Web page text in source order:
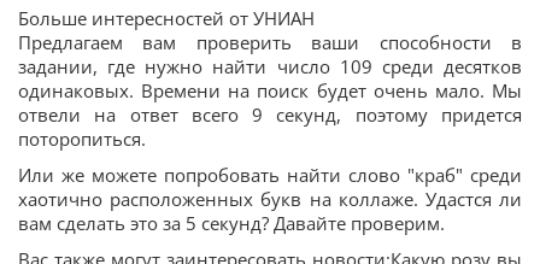
Больше интересностей от УНИАН
Предлагаем вам проверить ваши способности в
задании, где нужно найти число 109 среди десятков
одинаковых. Времени на поиск будет очень мало. Мы
отвели на ответ всего 9 секунд, поэтому придется
поторопиться.
Или же можете попробовать найти слово "краб" среди
хаотично расположенных букв на коллаже. Удастся ли
вам сделать это за 5 секунд? Давайте проверим.
Вас также могут заинтересовать новости:Какую розу вы